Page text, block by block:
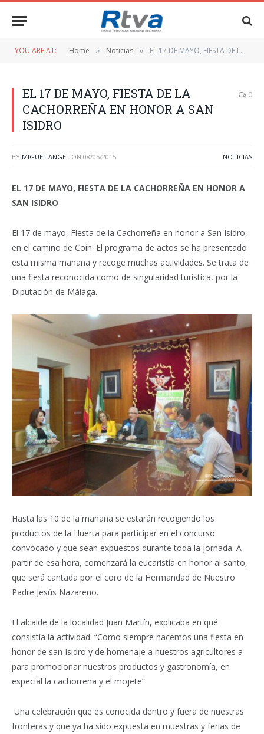
YOU ARE AT: Home » Noticias » EL 17 DE MAYO, FIESTA DE LA CACHORREÑA EN HONOR A SAN ISIDRO
EL 17 DE MAYO, FIESTA DE LA
CACHORREÑA EN HONOR A SAN
ISIDRO
0
BY MIGUEL ANGEL ON 08/05/2015 NOTICIAS
EL 17 DE MAYO, FIESTA DE LA CACHORREÑA EN HONOR A
SAN ISIDRO
El 17 de mayo, Fiesta de la Cachorreña en honor a San Isidro,
en el camino de Coín. El programa de actos se ha presentado
esta misma mañana y recoge muchas actividades. Se trata de
una fiesta reconocida como de singularidad turística, por la
Diputación de Málaga.
Hasta las 10 de la mañana se estarán recogiendo los
productos de la Huerta para participar en el concurso
convocado y que sean expuestos durante toda la jornada. A
partir de esa hora, comenzará la eucaristía en honor al santo,
que será cantada por el coro de la Hermandad de Nuestro
Padre Jesús Nazareno.
El alcalde de la localidad Juan Martín, explicaba en qué
consistía la actividad: “Como siempre hacemos una fiesta en
honor de san Isidro y de homenaje a nuestros agricultores a
para promocionar nuestros productos y gastronomía, en
especial la cachorreña y el mojete”
Una celebración que es conocida dentro y fuera de nuestras
fronteras y que ya ha sido expuesta en muestras y ferias de